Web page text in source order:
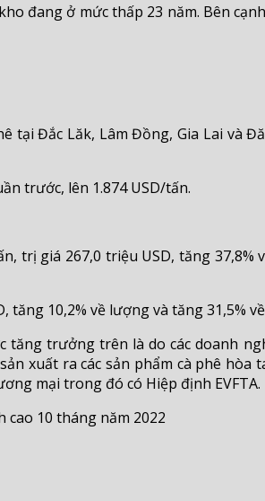
đang ở mức thấp 23 năm. Bên
tại Đắc Lăk, Lâm Đồng, Gia Lai và
trước, lên 1.874 USD/tấn.
trị giá 267,0 triệu USD, tăng 37,8%
10,2% về lượng và tăng 31,5%
tăng trưởng trên là do các doanh
xuất ra các sản phẩm cà phê hòa
mại trong đó có Hiệp định EVFTA.
cao 10 tháng năm 2022